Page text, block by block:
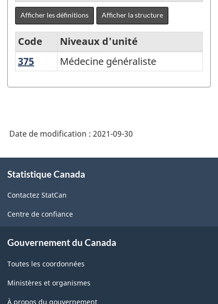
Afficher les définitions Afficher la structure
Principal
de
la
classification
Code
Niveaux d'unité
375 Médecine généraliste
Médecine généraliste
Date de modification : 2021-09-30
propos
ce
site
Statistique Canada
Contactez StatCan
Centre de confiance
Gouvernement du Canada
Toutes les coordonnées
Ministères et organismes
À propos du gouvernement